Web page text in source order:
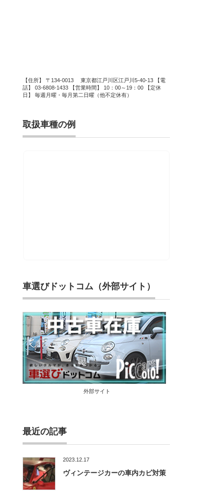
【住所】 〒134-0013 東京都江戸川区江戸川5-40-13 【電
話】 03-6808-1433 【営業時間】 10：00～19：00 【定休
日】 毎週月曜・毎月第二日曜（他不定休有）
取扱車種の例
車選びドットコム（外部サイト）
外部サイト
最近の記事
2023.12.17
ヴィンテージカーの車内カビ対策